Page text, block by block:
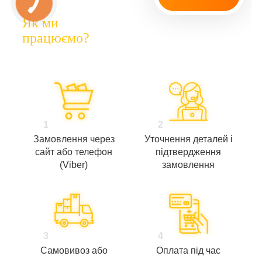
Як ми
працюємо?
1
Замовлення через
сайт або телефон
(Viber)
2
Уточнення деталей і
підтвердження
замовлення
3
Самовивоз або
4
Оплата під час